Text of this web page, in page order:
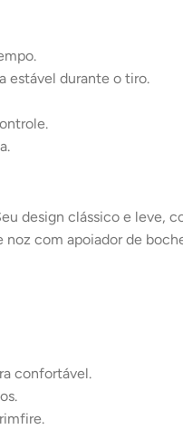
estável durante o tiro.
design clássico e leve,
com apoiador de
confortável.